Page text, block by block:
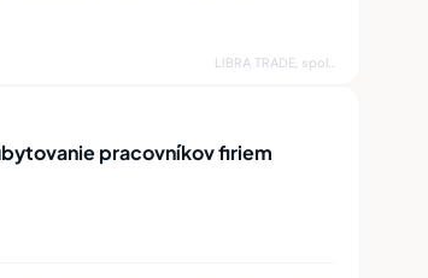
LIBRA TRADE, spol.s.r.o.
pracovníkov firiem